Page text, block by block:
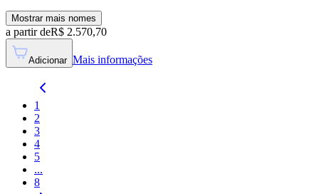
Mostrar mais nomes
a partir deR$ 2.570,70
Adicionar Mais informações
1
2
3
4
5
...
8